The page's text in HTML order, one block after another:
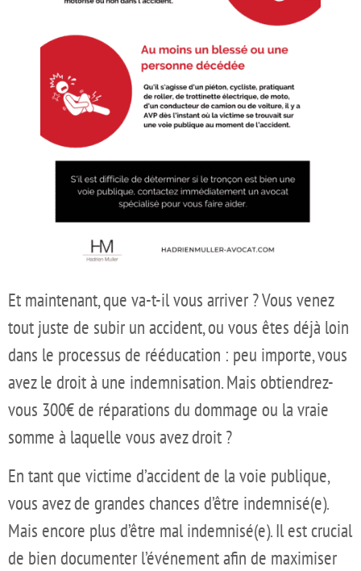
Et maintenant, que va-t-il vous arriver ? Vous venez
tout juste de subir un accident, ou vous êtes déjà loin
dans le processus de rééducation : peu importe, vous
avez le droit à une indemnisation. Mais obtiendrez-
vous 300€ de réparations du dommage ou la vraie
somme à laquelle vous avez droit ?
En tant que victime d’accident de la voie publique,
vous avez de grandes chances d’être indemnisé(e).
Mais encore plus d’être mal indemnisé(e). Il est crucial
de bien documenter l’événement afin de maximiser